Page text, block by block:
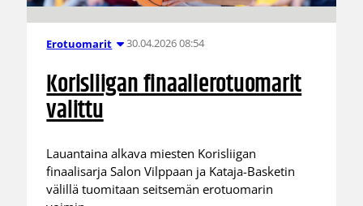
Erotuomarit 30.04.2026 08:54
Korisliigan finaalierotuomarit
valittu
Lauantaina alkava miesten Korisliigan
finaalisarja Salon Vilppaan ja Kataja-Basketin
välillä tuomitaan seitsemän erotuomarin